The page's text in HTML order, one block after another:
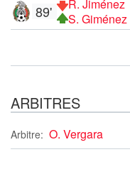
R. Jiménez
S. Giménez
89'
ARBITRES
Arbitre: O. Vergara